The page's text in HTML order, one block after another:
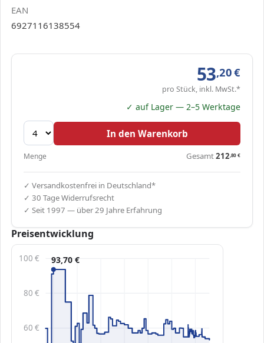
EAN
6927116138554
53,20€
pro Stück, inkl. MwSt.*
✓ auf Lager — 2–5 Werktage
In den Warenkorb
Menge Gesamt212,80€
✓ Versandkostenfrei in Deutschland*
✓ 30 Tage Widerrufsrecht
✓ Seit 1997 — über 29 Jahre Erfahrung
Preisentwicklung
60 €
80 €
100 € 93,70 €